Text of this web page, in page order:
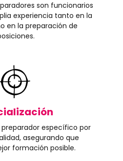
son funcionarios
experiencia tanto en la
en la preparación de
específico por
asegurando que
formación posible.